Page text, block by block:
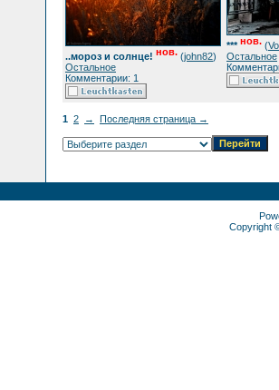
..мороз и солнце! нов. (john82)
Остальное
Комментарии: 1
*** нов. (
Остальное
1 2 → Последняя страница →
Copyright